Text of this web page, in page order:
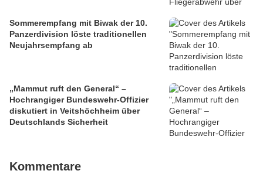
Sommerempfang mit Biwak der 10.
Panzerdivision löste traditionellen
Neujahrsempfang ab
„Mammut ruft den General“ –
Hochrangiger Bundeswehr-Offizier
diskutiert in Veitshöchheim über
Deutschlands Sicherheit
Kommentare